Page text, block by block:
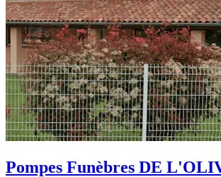
Pompes Funèbres DE